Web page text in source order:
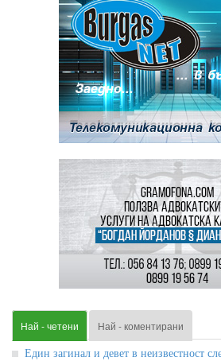
Най - четени Най - коментирани
Един загинал и девет в неизвестност